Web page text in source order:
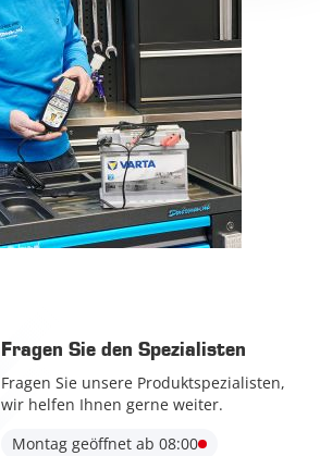
Fragen Sie den Spezialisten
Fragen Sie unsere Produktspezialisten,
wir helfen Ihnen gerne weiter.
Montag geöffnet ab 08:00